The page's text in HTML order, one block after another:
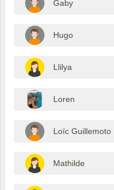
Gaby
Hugo
Llilya
Loren
Loïc Guillemoto
Mathilde